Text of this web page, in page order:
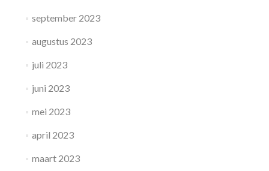
september 2023
augustus 2023
juli 2023
juni 2023
mei 2023
april 2023
maart 2023